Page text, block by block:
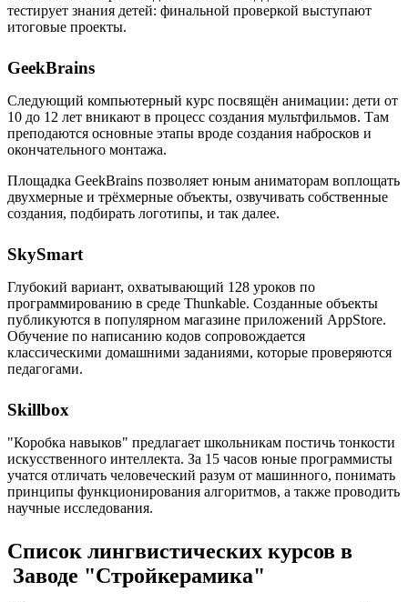
тестирует знания детей: финальной проверкой выступают
итоговые проекты.
GeekBrains
Следующий компьютерный курс посвящён анимации: дети от
10 до 12 лет вникают в процесс создания мультфильмов. Там
преподаются основные этапы вроде создания набросков и
окончательного монтажа.
Площадка GeekBrains позволяет юным аниматорам воплощать
двухмерные и трёхмерные объекты, озвучивать собственные
создания, подбирать логотипы, и так далее.
SkySmart
Глубокий вариант, охватывающий 128 уроков по
программированию в среде Thunkable. Созданные объекты
публикуются в популярном магазине приложений AppStore.
Обучение по написанию кодов сопровождается
классическими домашними заданиями, которые проверяются
педагогами.
Skillbox
"Коробка навыков" предлагает школьникам постичь тонкости
искусственного интеллекта. За 15 часов юные программисты
учатся отличать человеческий разум от машинного, понимать
принципы функционирования алгоритмов, а также проводить
научные исследования.
Список лингвистических курсов в
Заводе "Стройкерамика"